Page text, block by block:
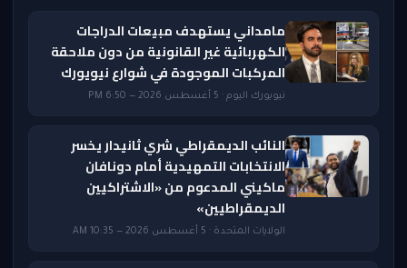
مامداني يستهدف مبيعات الدراجات
الكهربائية غير القانونية من دون ملاحقة
المركبات الموجودة في شوارع نيويورك
نيويورك اليوم · 5 أغسطس 2026 — 6:50 PM
النائب الديمقراطي شري ثانيدار يخسر
الانتخابات التمهيدية أمام دونافان
ماكيني المدعوم من «الاشتراكيين
الديمقراطيين»
الولايات المتحدة · 5 أغسطس 2026 — 10:35 AM